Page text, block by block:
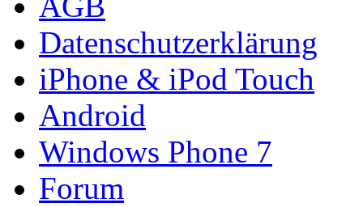
Datenschutzerklärung
iPhone & iPod Touch
Android
Windows Phone 7
Forum